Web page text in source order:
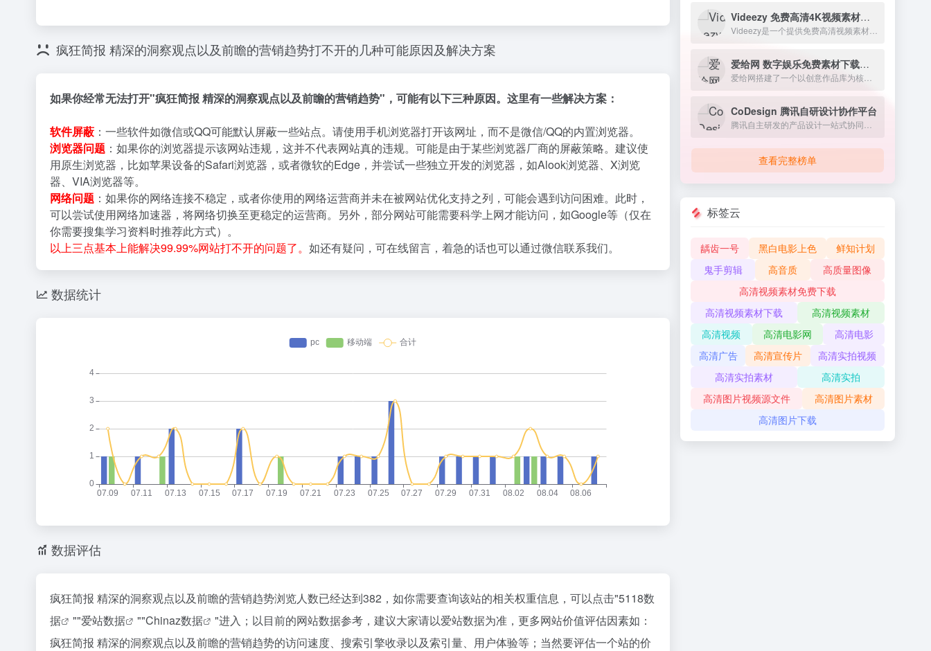
疯狂简报 精深的洞察观点以及前瞻的营销趋势打不开的几种可能原因及解决方案
如果你经常无法打开"疯狂简报 精深的洞察观点以及前瞻的营销趋势"，可能有以下三种原因。这里有一些解决方案：
软件屏蔽 ：一些软件如微信或QQ可能默认屏蔽一些站点。请使用手机浏览器打开该网址，而不是微信/QQ的内置浏览器。
浏览器问题 ：如果你的浏览器提示该网站违规，这并不代表网站真的违规。可能是由于某些浏览器厂商的屏蔽策略。建议使
用原生浏览器，比如苹果设备的Safari浏览器，或者微软的Edge，并尝试一些独立开发的浏览器，如Alook浏览器、X浏览
器、VIA浏览器等。
网络问题 ：如果你的网络连接不稳定，或者你使用的网络运营商并未在被网站优化支持之列，可能会遇到访问困难。此时，
可以尝试使用网络加速器，将网络切换至更稳定的运营商。另外，部分网站可能需要科学上网才能访问，如Google等（仅在
你需要搜集学习资料时推荐此方式）。
以上三点基本上能解决99.99%网站打不开的问题了。 如还有疑问，可在线留言，着急的话也可以通过微信联系我们。
数据统计
数据评估
疯狂简报 精深的洞察观点以及前瞻的营销趋势浏览人数已经达到382，如你需要查询该站的相关权重信息，可以点击"5118数
据
""爱站数据 ""Chinaz数据
"进入；以目前的网站数据参考，建议大家请以爱站数据为准，更多网站价值评估因素如：
疯狂简报 精深的洞察观点以及前瞻的营销趋势的访问速度、搜索引擎收录以及索引量、用户体验等；当然要评估一个站的价
Videezy 免费高清4K视频素材资源下载网站
爱给网 数字娱乐免费素材下载网站
CoDesign 腾讯自研设计协作平台
查看完整榜单
标签云
龋齿一号 黑白电影上色
鲜知计划
鬼手剪辑
高音质
高质量图像
高清视频素材免费下载
高清视频素材下载
高清视频素材
高清视频
高清电影网
高清电影
高清广告
高清宣传片
高清实拍视频
高清实拍素材
高清实拍
高清图片视频源文件
高清图片素材
高清图片下载